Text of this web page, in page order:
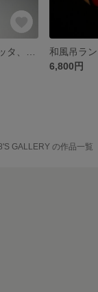
和風吊ラ
6,800円
GALLERY の作品一覧